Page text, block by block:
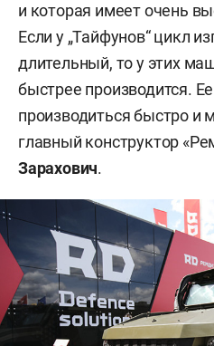
и которая имеет очень
Если у „Тайфунов“ цикл
длительный, то у этих
быстрее производится.
производиться быстро и
главный конструктор
Зарахович.